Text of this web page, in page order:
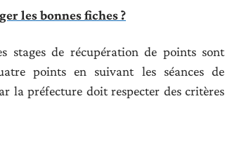
les bonnes fiches ?
stages de récupération de points sont
points en suivant les séances de
la préfecture doit respecter des critères